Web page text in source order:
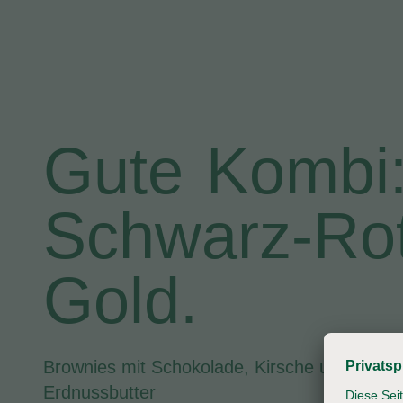
Gute
Schwarz-
Gold.
Brownies mit Schokolade, Kirsche und
Erdnussbutter